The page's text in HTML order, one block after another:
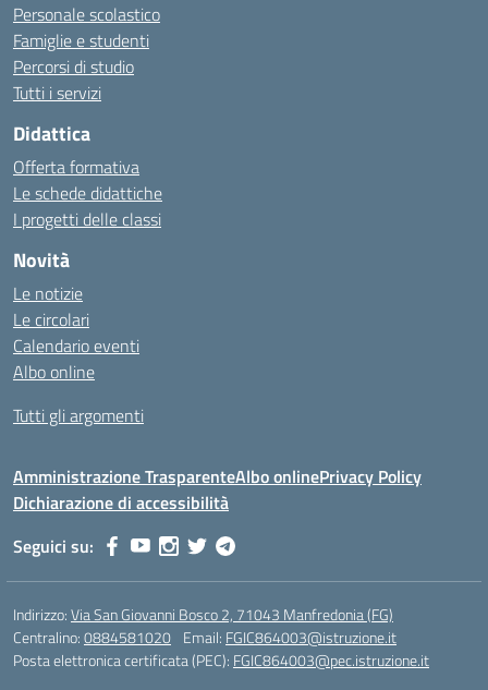
Personale scolastico
Famiglie e studenti
Percorsi di studio
Tutti i servizi
Didattica
Offerta formativa
Le schede didattiche
I progetti delle classi
Novità
Le notizie
Le circolari
Calendario eventi
Albo online
Tutti gli argomenti
Amministrazione TrasparenteAlbo onlinePrivacy Policy
Dichiarazione di accessibilità
Seguici su:
Indirizzo:Via San Giovanni Bosco 2, 71043 Manfredonia (FG)
Centralino:0884581020 Email: FGIC864003@istruzione.it
Posta elettronica certificata (PEC): FGIC864003@pec.istruzione.it